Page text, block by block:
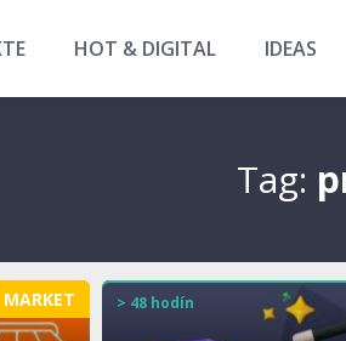
HOT & DIGITAL IDEAS
Tag:
MARKET > 48 hodín